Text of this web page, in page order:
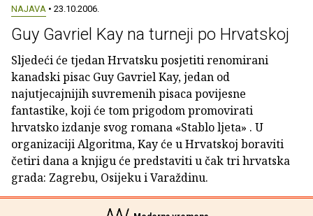
NAJAVA • 23.10.2006.
Guy Gavriel Kay na turneji po Hrvatskoj
Sljedeći će tjedan Hrvatsku posjetiti renomirani
kanadski pisac Guy Gavriel Kay, jedan od
najutjecajnijih suvremenih pisaca povijesne
fantastike, koji će tom prigodom promovirati
hrvatsko izdanje svog romana «Stablo ljeta» . U
organizaciji Algoritma, Kay će u Hrvatskoj boraviti
četiri dana a knjigu će predstaviti u čak tri hrvatska
grada: Zagrebu, Osijeku i Varaždinu.